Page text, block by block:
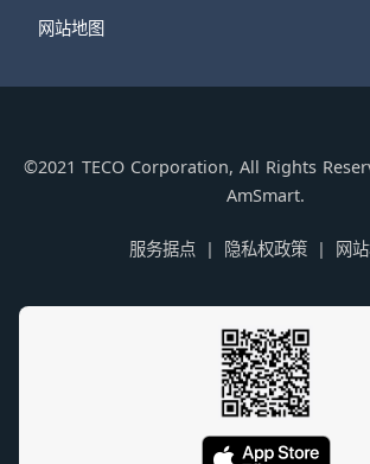
网站地图
©2021 TECO Corporation, All Rights
AmSmart.
服务据点 隐私权政策 网